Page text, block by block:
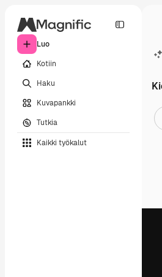
Luo
Kotiin
Haku
Kuvapankki
Tutkia
Kaikki työkalut